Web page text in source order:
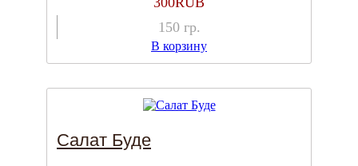
150 гр.
В корзину
Салат Буде